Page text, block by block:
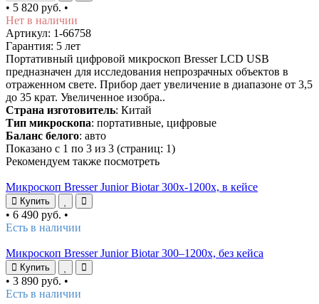
• 5 820 руб. •
Нет в наличии
Артикул: 1-66758
Гарантия: 5 лет
Портативный цифровой микроскоп Bresser LCD USB
предназначен для исследования непрозрачных объектов в
отраженном свете. Прибор дает увеличение в диапазоне от 3,5
до 35 крат. Увеличенное изобра..
Страна изготовитель: Китай
Тип микроскопа: портативные, цифровые
Баланс белого: авто
Показано с 1 по 3 из 3 (страниц: 1)
Рекомендуем также посмотреть
Микроскоп Bresser Junior Biotar 300x-1200x, в кейсе
Купить
• 6 490 руб. •
Есть в наличии
Микроскоп Bresser Junior Biotar 300–1200x, без кейса
Купить
• 3 890 руб. •
Есть в наличии